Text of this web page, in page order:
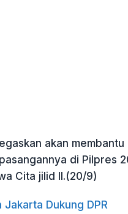
akan membantu
di Pilpres
Cita jilid II.(20/9)
Jakarta Dukung DPR